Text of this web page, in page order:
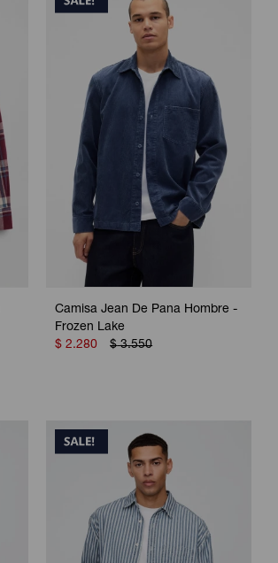
Camisa Jean De Pana Hombre -
Frozen Lake
$ 2.280 $ 3.550